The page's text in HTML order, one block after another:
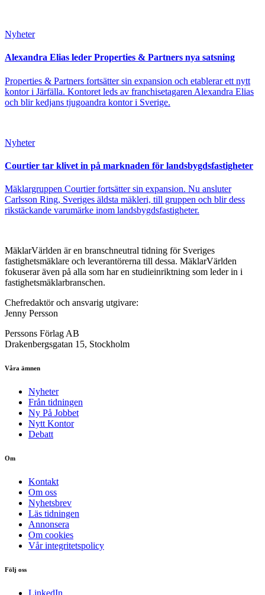
Nyheter
Alexandra Elias leder Properties & Partners nya satsning
Properties & Partners fortsätter sin expansion och etablerar ett nytt
kontor i Järfälla. Kontoret leds av franchisetagaren Alexandra Elias
och blir kedjans tjugoandra kontor i Sverige.
Nyheter
Courtier tar klivet in på marknaden för landsbygdsfastigheter
Mäklargruppen Courtier fortsätter sin expansion. Nu ansluter
Carlsson Ring, Sveriges äldsta mäkleri, till gruppen och blir dess
rikstäckande varumärke inom landsbygdsfastigheter.
MäklarVärlden är en branschneutral tidning för Sveriges
fastighetsmäklare och leverantörerna till dessa. MäklarVärlden
fokuserar även på alla som har en studieinriktning som leder in i
fastighetsmäklarbranschen.
Chefredaktör och ansvarig utgivare:
Jenny Persson
Perssons Förlag AB
Drakenbergsgatan 15, Stockholm
Våra ämnen
Nyheter
Från tidningen
Ny På Jobbet
Nytt Kontor
Debatt
Om
Kontakt
Om oss
Nyhetsbrev
Läs tidningen
Annonsera
Om cookies
Vår integritetspolicy
Följ oss
LinkedIn